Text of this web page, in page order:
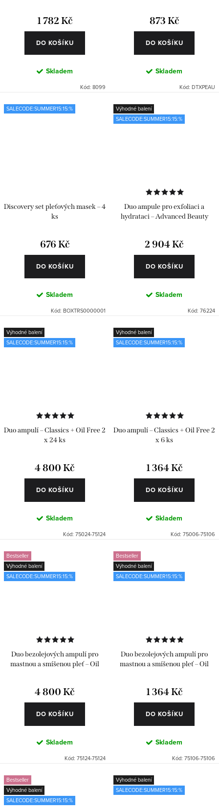
1 782 Kč
DO KOŠÍKU
Skladem
Kód: 8099
873 Kč
DO KOŠÍKU
Skladem
Kód: DTXPEAU
SALECODE:SUMMER15:15:%
Discovery set pleťových masek – 4
ks
676 Kč
DO KOŠÍKU
Skladem
Kód: BOXTRS0000001
Výhodné balení
SALECODE:SUMMER15:15:%
Duo ampule pro exfoliaci a
hydrataci – Advanced Beauty
2 904 Kč
DO KOŠÍKU
Skladem
Kód: 76224
Výhodné balení
SALECODE:SUMMER15:15:%
Duo ampulí – Classics + Oil Free 2
x 24 ks
4 800 Kč
DO KOŠÍKU
Skladem
Kód: 75024-75124
Výhodné balení
SALECODE:SUMMER15:15:%
Duo ampulí – Classics + Oil Free 2
x 6 ks
1 364 Kč
DO KOŠÍKU
Skladem
Kód: 75006-75106
Bestseller
Výhodné balení
SALECODE:SUMMER15:15:%
Duo bezolejových ampulí pro
mastnou a smíšenou pleť – Oil
4 800 Kč
DO KOŠÍKU
Skladem
Kód: 75124-75124
Bestseller
Výhodné balení
SALECODE:SUMMER15:15:%
Duo bezolejových ampulí pro
mastnou a smíšenou pleť – Oil
1 364 Kč
DO KOŠÍKU
Skladem
Kód: 75106-75106
Bestseller
Výhodné balení
SALECODE:SUMMER15:15:%
Výhodné balení
SALECODE:SUMMER15:15:%